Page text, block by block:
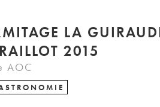
LA
2015
AOC